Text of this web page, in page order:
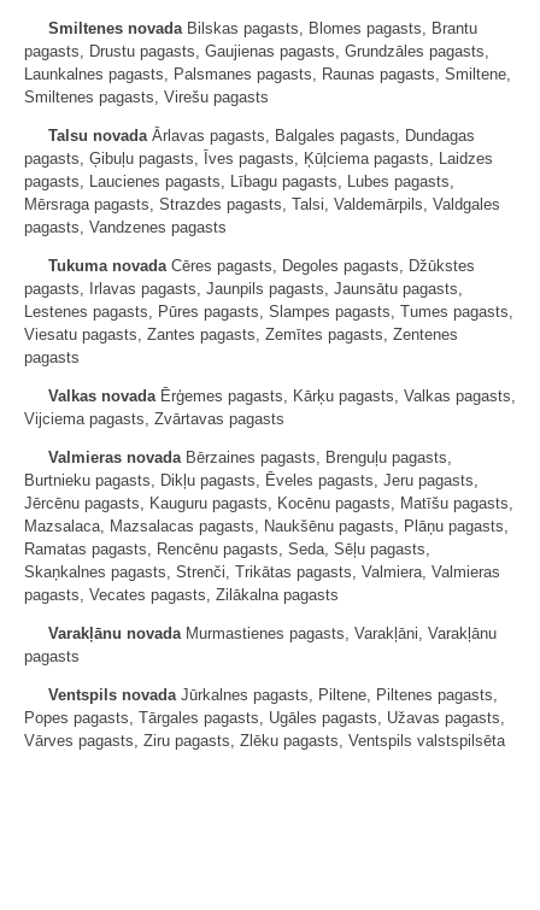
Smiltenes novada Bilskas pagasts, Blomes pagasts, Brantu
pagasts, Drustu pagasts, Gaujienas pagasts, Grundzāles pagasts,
Launkalnes pagasts, Palsmanes pagasts, Raunas pagasts, Smiltene,
Smiltenes pagasts, Virešu pagasts
Talsu novada Ārlavas pagasts, Balgales pagasts, Dundagas
pagasts, Ģibuļu pagasts, Īves pagasts, Ķūļciema pagasts, Laidzes
pagasts, Laucienes pagasts, Lībagu pagasts, Lubes pagasts,
Mērsraga pagasts, Strazdes pagasts, Talsi, Valdemārpils, Valdgales
pagasts, Vandzenes pagasts
Tukuma novada Cēres pagasts, Degoles pagasts, Džūkstes
pagasts, Irlavas pagasts, Jaunpils pagasts, Jaunsātu pagasts,
Lestenes pagasts, Pūres pagasts, Slampes pagasts, Tumes pagasts,
Viesatu pagasts, Zantes pagasts, Zemītes pagasts, Zentenes
pagasts
Valkas novada Ērģemes pagasts, Kārķu pagasts, Valkas pagasts,
Vijciema pagasts, Zvārtavas pagasts
Valmieras novada Bērzaines pagasts, Brenguļu pagasts,
Burtnieku pagasts, Dikļu pagasts, Ēveles pagasts, Jeru pagasts,
Jērcēnu pagasts, Kauguru pagasts, Kocēnu pagasts, Matīšu pagasts,
Mazsalaca, Mazsalacas pagasts, Naukšēnu pagasts, Plāņu pagasts,
Ramatas pagasts, Rencēnu pagasts, Seda, Sēļu pagasts,
Skaņkalnes pagasts, Strenči, Trikātas pagasts, Valmiera, Valmieras
pagasts, Vecates pagasts, Zilākalna pagasts
Varakļānu novada Murmastienes pagasts, Varakļāni, Varakļānu
pagasts
Ventspils novada Jūrkalnes pagasts, Piltene, Piltenes pagasts,
Popes pagasts, Tārgales pagasts, Ugāles pagasts, Užavas pagasts,
Vārves pagasts, Ziru pagasts, Zlēku pagasts, Ventspils valstspilsēta